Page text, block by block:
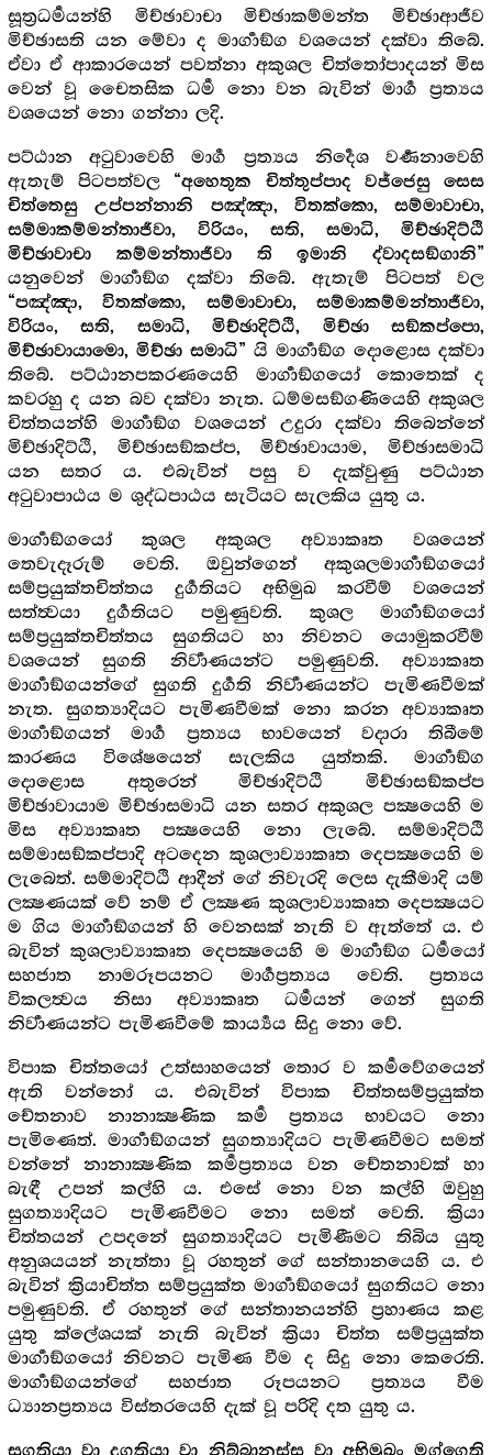
සූත්‍රධර්‍මයන්හි මිච්ඡාවාචා මිච්ඡාකම්මන්ත මිච්ඡාආජීව
මිච්ඡාසති යන මේවා ද මාර්‍ගාඞ්ග වශයෙන් දක්වා තිබේ.
ඒවා ඒ ආකාරයෙන් පවත්නා අකුශල චිත්තෝපාදයන් මිස
වෙන් වූ චෛතසික ධර්‍ම නො වන බැවින් මාර්‍ග ප්‍රත්‍යය
වශයෙන් නො ගන්නා ලදි.
පට්ඨාන අටුවාවෙහි මාර්‍ග ප්‍රත්‍යය නිර්‍දෙශ වර්‍ණනාවෙහි
ඇතැම් පිටපත්වල “අහෙතුක චිත්තුප්පාද වජ්ජෙසු සෙස
චිත්තෙසු උප්පන්නානි පඤ්ඤා, විතක්කො, සම්මාවාචා,
සම්මාකම්මන්තාජීවා, විරියං, සති, සමාධි, මිච්ඡාදිට්ඨි
මිච්ඡාවාචා කම්මන්තාජීවා ති ඉමානි ද්වාදසඞ්ගානි”
යනුවෙන් මාර්‍ගාඞ්ග දක්වා තිබේ. ඇතැම් පිටපත් වල
“පඤ්ඤා, විතක්කො, සම්මාවාචා, සම්මාකම්මන්තාජීවා,
විරියං, සති, සමාධි, මිච්ඡාදිට්ඨි, මිච්ඡා සඞ්කප්පො,
මිච්ඡාවායාමො, මිච්ඡා සමාධි”යි මාර්‍ගාඞ්ග දොළොස දක්වා
තිබේ. පට්ඨානපකරණයෙහි මාර්‍ගාඞ්ගයෝ කොතෙක් ද
කවරහු ද යන බව දක්වා නැත. ධම්මසඞ්ගණියෙහි අකුශල
චිත්තයන්හි මාර්‍ගාඞ්ග වශයෙන් උදුරා දක්වා තිබෙන්නේ
මිච්ඡාදිට්ඨි, මිච්ඡාසඞ්කප්ප, මිච්ඡාවායාම, මිච්ඡාසමාධි
යන සතර ය. එබැවින් පසු ව දැක්වුණු පට්ඨාන
අටුවාපාඨය ම ශුද්ධපාඨය සැටියට සැලකිය යුතු ය.
මාර්‍ගාඞ්ගයෝ කුශල අකුශල අව්‍යාකෘත වශයෙන්
තෙවැදෑරුම් වෙති. ඔවුන්ගෙන් අකුශලමාර්‍ගාඞ්ගයෝ
සම්ප්‍රයුක්තචිත්තය දුර්‍ගතියට අභිමුඛ කරවීම් වශයෙන්
සත්ත්‍වයා දුර්‍ගතියට පමුණුවති. කුශල මාර්‍ගාඞ්ගයෝ
සම්ප්‍රයුක්තචිත්තය සුගතියට හා නිවනට යොමුකරවීම්
වශයෙන් සුගති නිර්‍වාණයන්ට පමුණුවති. අව්‍යාකෘත
මාර්‍ගාඞ්ගයන්ගේ සුගති දුර්‍ගති නිර්‍වාණයන්ට පැමිණවීමක්
නැත. සුගත්‍යාදියට පැමිණවීමක් නො කරන අව්‍යාකෘත
මාර්‍ගාඞ්ගයන් මාර්‍ග ප්‍රත්‍යය භාවයෙන් වදාරා තිබීමේ
කාරණය විශේෂයෙන් සැලකිය යුත්තකි. මාර්‍ගාඞ්ග
දොළොස අතුරෙන් මිච්ඡාදිට්ඨි මිච්ඡාසඞ්කප්ප
මිච්ඡාවායාම මිච්ඡාසමාධි යන සතර අකුශල පක්‍ෂයෙහි ම
මිස අව්‍යාකෘත පක්‍ෂයෙහි නො ලැබේ. සම්මාදිට්ඨි
සම්මාසඞ්කප්පාදි අටදෙන කුශලාව්‍යාකෘත දෙපක්‍ෂයෙහි ම
ලැබෙත්. සම්මාදිට්ඨි ආදීන් ගේ නිවැරදි ලෙස දැකීමාදි යම්
ලක්‍ෂණයක් වේ නම් ඒ ලක්‍ෂණ කුශලාව්‍යාකෘත දෙපක්‍ෂයට
ම ගිය මාර්‍ගාඞ්ගයන් හි වෙනසක් නැති ව ඇත්තේ ය. එ
බැවින් කුශලාව්‍යාකෘත දෙපක්‍ෂයෙහි ම මාර්‍ගාඞ්ග ධර්‍මයෝ
සහජාත නාමරූපයනට මාර්‍ගප්‍රත්‍යය වෙති. ප්‍රත්‍යය
විකලත්‍වය නිසා අව්‍යාකෘත ධර්‍මයන් ගෙන් සුගති
නිර්‍වාණයන්ට පැමිණවීමේ කාර්‍ය්‍යය සිදු නො වේ.
විපාක චිත්තයෝ උත්සාහයෙන් තොර ව කර්‍මවේගයෙන්
ඇති වන්නෝ ය. එබැවින් විපාක චිත්තසම්ප්‍රයුක්ත
චේතනාව නානාක්‍ෂණික කර්‍ම ප්‍රත්‍යය භාවයට නො
පැමිණෙත්. මාර්‍ගාඞ්ගයන් සුගත්‍යාදියට පැමිණවීමට සමත්
වන්නේ නානාක්‍ෂණික කර්‍මප්‍රත්‍යය වන චේතනාවක් හා
බැඳී උපන් කල්හි ය. එසේ නො වන කල්හි ඔවුහු
සුගත්‍යාදියට පැමිණවීමට නො සමත් වෙති. ක්‍රියා
චිත්තයන් උපදනේ සුගත්‍යාදියට පැමිණීමට තිබිය යුතු
අනුශයයන් නැත්තා වූ රහතුන් ගේ සන්තානයෙහි ය. එ
බැවින් ක්‍රියාචිත්ත සම්ප්‍රයුක්ත මාර්‍ගාඞ්ගයෝ සුගතියට නො
පමුණුවති. ඒ රහතුන් ගේ සන්තානයන්හි ප්‍රහාණය කළ
යුතු ක්ලේශයක් නැති බැවින් ක්‍රියා චිත්ත සම්ප්‍රයුක්ත
මාර්‍ගාඞ්ගයෝ නිවනට පැමිණ වීම ද සිදු නො කෙරෙති.
මාර්‍ගාඞ්ගයන්ගේ සහජාත රූපයනට ප්‍රත්‍යය වීම
ධ්‍යානප්‍රත්‍යය විස්තරයෙහි දැක් වූ පරිදි දත යුතු ය.